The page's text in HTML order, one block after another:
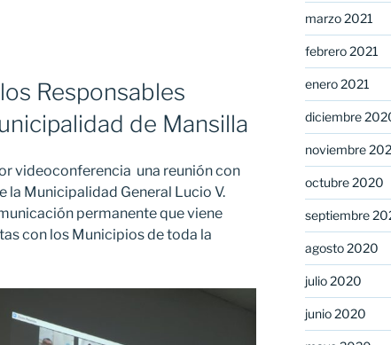
Responsables
de Mansilla
videoconferencia una reunión con
la Municipalidad General Lucio V.
permanente que viene
con los Municipios de toda la
marzo 2021
febrero 2021
enero 2021
diciembre
noviembre
octubre 2020
septiembre
agosto 2020
julio 2020
junio 2020